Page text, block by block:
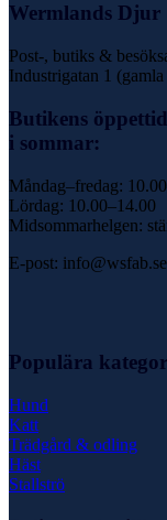
Wermlands
Post-, butiks &
Industrigatan 1
Butikens
i sommar:
Måndag–fredag:
Lördag: 10.00–14.00
Midsommarhelgen:
E-post: info@wsfab.se
Populära
Hund
Katt
Trädgård & odling
Häst
Stallströ